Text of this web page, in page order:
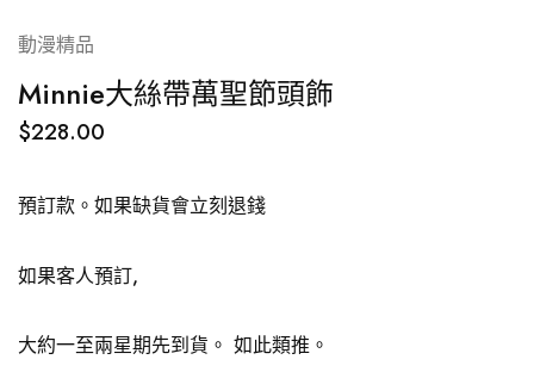
動漫精品
Minnie大絲帶萬聖節頭飾
$228.00
預訂款。如果缺貨會立刻退錢
如果客人預訂,
大約一至兩星期先到貨。 如此類推。